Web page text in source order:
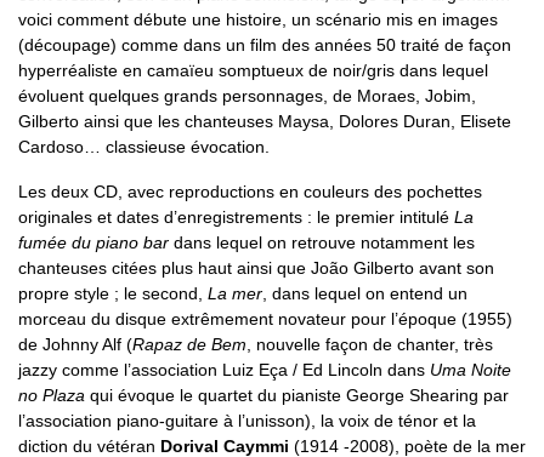
voici comment débute une histoire, un scénario mis en images
(découpage) comme dans un film des années 50 traité de façon
hyperréaliste en camaïeu somptueux de noir/gris dans lequel
évoluent quelques grands personnages, de Moraes, Jobim,
Gilberto ainsi que les chanteuses Maysa, Dolores Duran, Elisete
Cardoso… classieuse évocation.
Les deux CD, avec reproductions en couleurs des pochettes
originales et dates d’enregistrements : le premier intitulé La
fumée du piano bar dans lequel on retrouve notamment les
chanteuses citées plus haut ainsi que João Gilberto avant son
propre style ; le second, La mer , dans lequel on entend un
morceau du disque extrêmement novateur pour l’époque (1955)
de Johnny Alf (Rapaz de Bem , nouvelle façon de chanter, très
jazzy comme l’association Luiz Eça / Ed Lincoln dans Uma Noite
no Plaza qui évoque le quartet du pianiste George Shearing par
l’association piano-guitare à l’unisson), la voix de ténor et la
diction du vétéran Dorival Caymmi (1914 -2008), poète de la mer